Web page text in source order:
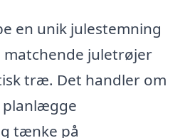
en unik julestemning
juletrøjer
træ. Det handler om
tænke på